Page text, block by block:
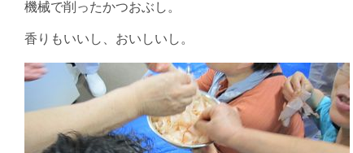
機械で削ったかつおぶし。
香りもいいし、おいしいし。